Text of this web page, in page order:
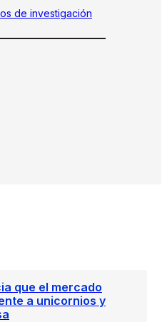
de investigación
que el mercado
a unicornios y